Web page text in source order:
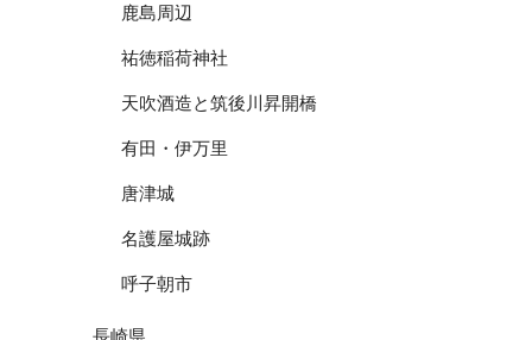
鹿島周辺
祐徳稲荷神社
天吹酒造と筑後川昇開橋
有田・伊万里
唐津城
名護屋城跡
呼子朝市
長崎県